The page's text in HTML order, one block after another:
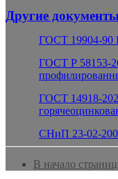
Другие
ГОСТ 19904-90
ГОСТ Р 58153-
ГОСТ 14918-
СНиП 23-02-
В начало